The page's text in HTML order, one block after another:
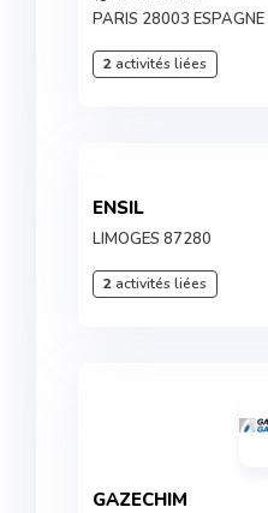
PARIS 28003 ESPAGNE
2activités liées
ENSIL
LIMOGES 87280
2activités liées
GAZECHIM